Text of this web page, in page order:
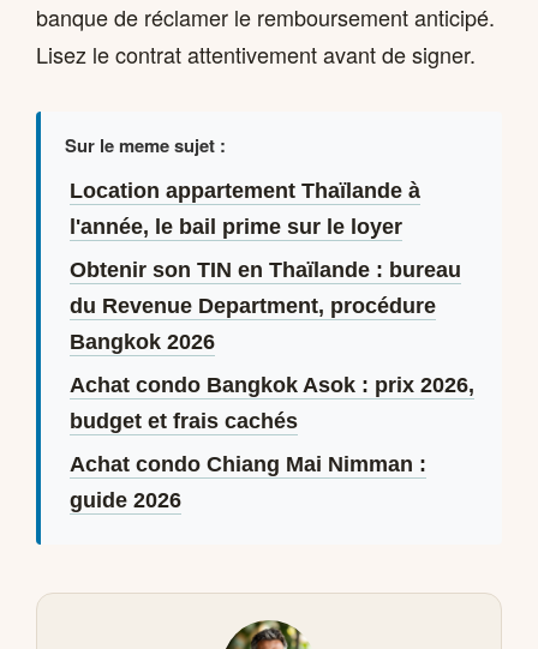
banque de réclamer le remboursement anticipé.
Lisez le contrat attentivement avant de signer.
Sur le meme sujet :
Location appartement Thaïlande à
l'année, le bail prime sur le loyer
Obtenir son TIN en Thaïlande : bureau
du Revenue Department, procédure
Bangkok 2026
Achat condo Bangkok Asok : prix 2026,
budget et frais cachés
Achat condo Chiang Mai Nimman :
guide 2026